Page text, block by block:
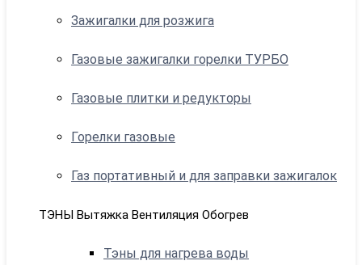
Зажигалки для розжига
Газовые зажигалки горелки ТУРБО
Газовые плитки и редукторы
Горелки газовые
Газ портативный и для заправки зажигалок
ТЭНЫ Вытяжка Вентиляция Обогрев
Тэны для нагрева воды